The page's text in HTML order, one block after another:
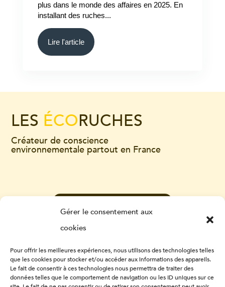
Gérer le consentement aux
cookies
Pour offrir les meilleures expériences, nous utilisons des technologies telles
que les cookies pour stocker et/ou accéder aux informations des appareils.
Le fait de consentir à ces technologies nous permettra de traiter des
données telles que le comportement de navigation ou les ID uniques sur ce
plus dans le monde des affaires en 2025. En
installant des ruches...
Lire l'article
LES ÉCORUCHES
Créateur de conscience
environnementale partout en France